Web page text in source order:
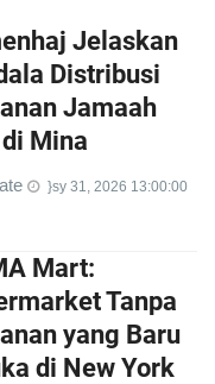
Jelaskan
Distribusi
Jamaah
Mina
}sy 31, 2026 13:00:00
Mart:
Tanpa
yang Baru
di New York